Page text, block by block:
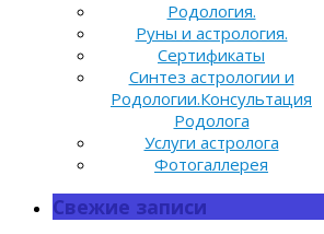
Родология.
Руны и астрология.
Сертификаты
Синтез астрологии и
Родологии.Консультация
Родолога
Услуги астролога
Фотогаллерея
Свежие записи